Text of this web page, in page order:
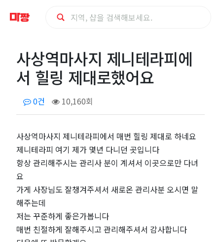
상
마
사
지
제
니
테
사상역마사지 제니테라피에
서 힐링 제대로했어요
0건 10,160회
사상역마사지 제니테라피에서 매번 힐링 제대로 하네요
제니테라피 여기 제가 몇년 다니던 곳입니다
항상 관리해주시는 관리사 분이 계셔서 이곳으로만 다녀
요
가게 사장님도 잘챙겨주셔서 새로온 관리사분 오시면 말
해주는데
저는 꾸준하게 좋은가봅니다
매번 친절하게 잘해주시고 관리해주셔서 감사합니다